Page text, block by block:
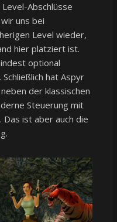
Abschlüsse
uns bei
Level wieder,
hier platziert ist.
optional
hat Aspyr
der klassischen
Steuerung mit
ist aber auch die